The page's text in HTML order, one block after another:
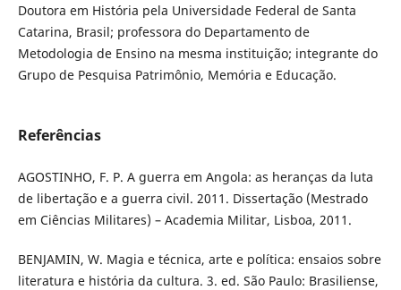
Doutora em História pela Universidade Federal de Santa
Catarina, Brasil; professora do Departamento de
Metodologia de Ensino na mesma instituição; integrante do
Grupo de Pesquisa Patrimônio, Memória e Educação.
Referências
AGOSTINHO, F. P. A guerra em Angola: as heranças da luta
de libertação e a guerra civil. 2011. Dissertação (Mestrado
em Ciências Militares) – Academia Militar, Lisboa, 2011.
BENJAMIN, W. Magia e técnica, arte e política: ensaios sobre
literatura e história da cultura. 3. ed. São Paulo: Brasiliense,